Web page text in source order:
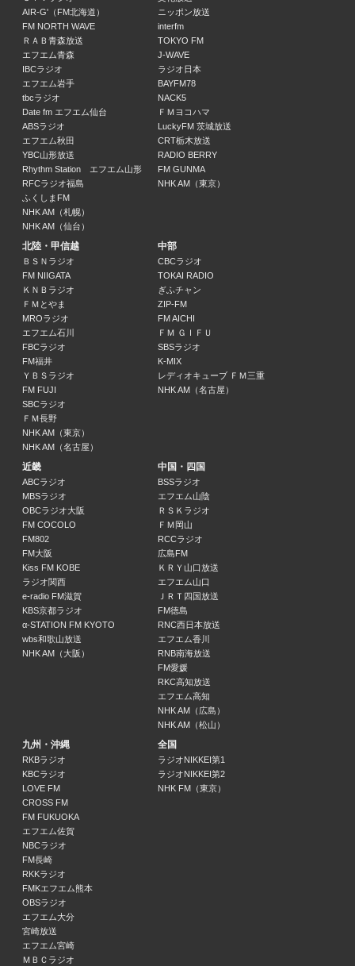
ニュース・天気予報
08:55 ～ 09:00
ビタミン！Saturday
中島早也佳
09:00 ～ 10:00
ビタミン！Saturday
中島早也佳
10:00 ～ 10:40
Buy Now
10:40 ～ 10:55
ニュース
10:55 ～ 11:00
音楽の風車
11:00 ～ 12:25
カニジルラジオ
田崎健太
12:25 ～ 12:55
ニュース
12:55 ～ 13:00
森谷佳奈のはきださNIGHT!イオンモール出雲スペシャル
森谷佳奈
13:00 ～ 14:00
ベストミュージックコレクション・ジャパン
14:00 ～ 15:00
ＧＯＧＯ競馬サタデー！
15:00 ～ 16:00
交通情報
17:10 ～ 17:15
ニュース・天気予報
17:15 ～ 17:20
週刊 ブンノジ ぶんしょう堂
板井文昭
17:20 ～ 17:45
ウィークエンドネットワーク
17:45 ～ 17:50
AIR-G'（FM北海道）
FM NORTH WAVE
ＲＡＢ青森放送
エフエム青森
IBCラジオ
エフエム岩手
tbcラジオ
Date fm エフエム仙台
ABSラジオ
エフエム秋田
YBC山形放送
Rhythm Station エフエム山形
RFCラジオ福島
ふくしまFM
NHK AM（札幌）
NHK AM（仙台）
ニッポン放送
interfm
TOKYO FM
J-WAVE
ラジオ日本
BAYFM78
NACK5
ＦＭヨコハマ
LuckyFM 茨城放送
CRT栃木放送
RADIO BERRY
FM GUNMA
NHK AM（東京）
北陸・甲信越
ＢＳＮラジオ
FM NIIGATA
ＫＮＢラジオ
ＦＭとやま
MROラジオ
エフエム石川
FBCラジオ
FM福井
ＹＢＳラジオ
FM FUJI
SBCラジオ
ＦＭ長野
NHK AM（東京）
NHK AM（名古屋）
中部
CBCラジオ
TOKAI RADIO
ぎふチャン
ZIP-FM
FM AICHI
ＦＭ ＧＩＦＵ
SBSラジオ
K-MIX
レディオキューブ ＦＭ三重
NHK AM（名古屋）
近畿
ABCラジオ
MBSラジオ
OBCラジオ大阪
FM COCOLO
FM802
FM大阪
Kiss FM KOBE
ラジオ関西
e-radio FM滋賀
KBS京都ラジオ
α-STATION FM KYOTO
wbs和歌山放送
NHK AM（大阪）
中国・四国
BSSラジオ
エフエム山陰
ＲＳＫラジオ
ＦＭ岡山
RCCラジオ
広島FM
ＫＲＹ山口放送
エフエム山口
ＪＲＴ四国放送
FM徳島
RNC西日本放送
エフエム香川
RNB南海放送
FM愛媛
RKC高知放送
エフエム高知
NHK AM（広島）
NHK AM（松山）
九州・沖縄
RKBラジオ
KBCラジオ
LOVE FM
CROSS FM
FM FUKUOKA
エフエム佐賀
NBCラジオ
FM長崎
RKKラジオ
FMKエフエム熊本
OBSラジオ
エフエム大分
宮崎放送
エフエム宮崎
ＭＢＣラジオ
全国
ラジオNIKKEI第1
ラジオNIKKEI第2
NHK FM（東京）